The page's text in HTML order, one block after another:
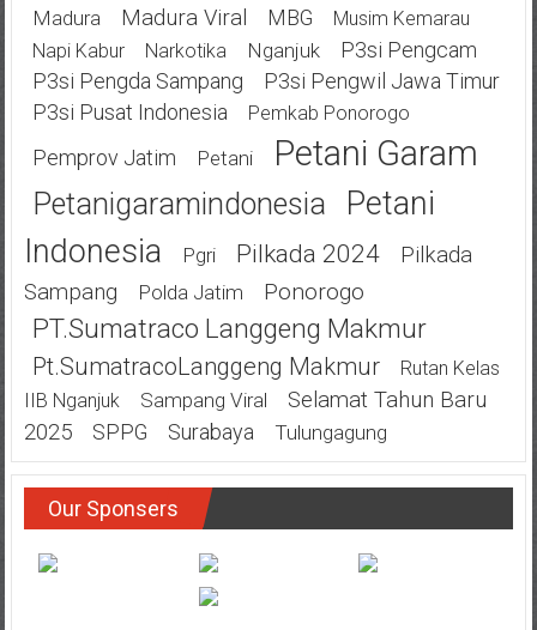
Madura Madura Viral MBG
Musim Kemarau
Napi Kabur
Narkotika Nganjuk
P3si Pengcam
P3si Pengda Sampang
P3si Pengwil Jawa Timur
P3si Pusat Indonesia
Pemkab Ponorogo
Pemprov Jatim Petani Petani Garam
Petanigaramindonesia
Petani
Indonesia
Pgri Pilkada 2024
Pilkada
Sampang
Polda Jatim Ponorogo
PT.Sumatraco Langgeng Makmur
Pt.SumatracoLanggeng Makmur
Rutan Kelas
IIB Nganjuk
Sampang Viral
Selamat Tahun Baru
2025
SPPG Surabaya Tulungagung
Our Sponsers